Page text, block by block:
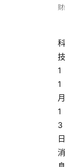
科
技
1
1
月
1
3
日
消